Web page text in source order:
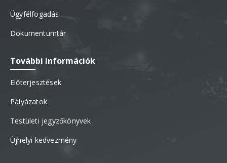
Ügyfélfogadás
Dokumentumtár
További információk
Előterjesztések
Pályázatok
Testületi jegyzőkönyvek
Újhelyi kedvezmény